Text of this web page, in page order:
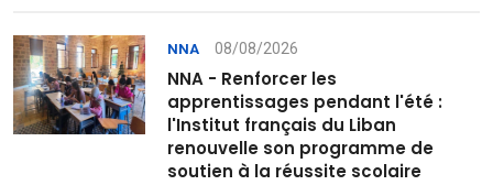
NNA 08/08/2026
NNA - Renforcer les
apprentissages pendant l'été :
l'Institut français du Liban
renouvelle son programme de
soutien à la réussite scolaire